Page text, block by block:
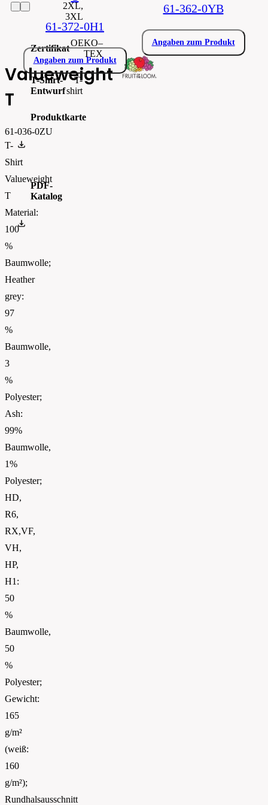
Valueweight
T
61-036-0ZU
T-
Shirt
Valueweight
T
Material:
100
%
Baumwolle;
Heather
grey:
97
%
Baumwolle,
3
%
Polyester;
Ash:
99%
Baumwolle,
1%
Polyester;
HD,
R6,
RX,VF,
VH,
HP,
H1:
50
%
Baumwolle,
50
%
Polyester;
Gewicht:
165
g/m²
(weiß:
160
g/m²);
Rundhalsausschnitt
2XL,
3XL
Zertifikat
OEKO–
TEX
T-Shirt-
Entwurf
T-
shirt
Produktkarte
PDF-
Katalog
61-372-0H1
Angaben zum Produkt
61-362-0YB
Angaben zum Produkt